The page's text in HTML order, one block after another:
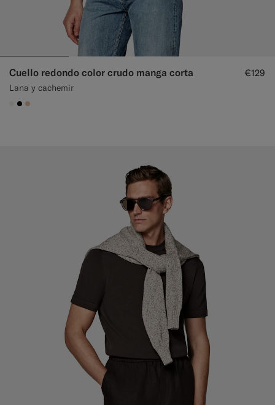
Cuello redondo color crudo manga corta
Lana y cachemir
€129
#F1EFE8
#000000
#E4C4A9